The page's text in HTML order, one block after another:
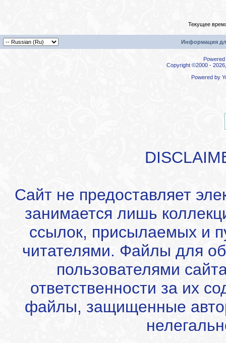
Текущее
Информация
Copyright ©2000 -
Powered by
Сайт не предоставляет
занимается лишь
ссылок, присылаемых и
читателями. Файлы для
пользователями
ответственности за их
файлы, защищенные